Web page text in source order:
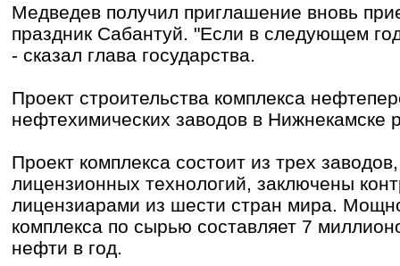
Медведев получил приглашение вновь
праздник Сабантуй. "Если в следующем
- сказал глава государства.
Проект строительства комплекса
нефтехимических заводов в Нижнекамске
Проект комплекса состоит из трех
лицензионных технологий, заключены
лицензиарами из шести стран мира.
комплекса по сырью составляет 7
нефти в год.